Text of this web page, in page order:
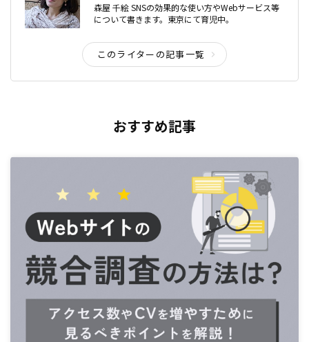
森屋 千絵 SNSの効果的な使い方やWebサービス等
について書きます。東京にて育児中。
このライターの記事一覧
おすすめ記事